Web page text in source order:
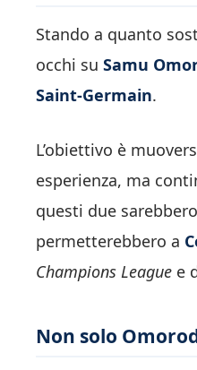
Stando a quanto
occhi su Samu
Saint-Germain.
L’obiettivo è
esperienza, ma
questi due
permetterebbero a
Champions League e
Non solo